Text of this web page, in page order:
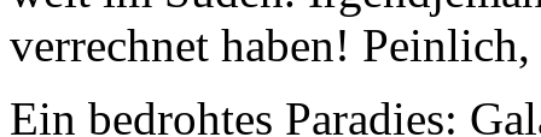
Ein bedrohtes Paradies: